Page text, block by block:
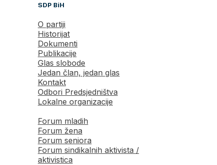
SDP BiH
O partiji
Historijat
Dokumenti
Publikacije
Glas slobode
Jedan član, jedan glas
Kontakt
Odbori Predsjedništva
Lokalne organizacije
Forum mladih
Forum žena
Forum seniora
Forum sindikalnih aktivista /
aktivistica